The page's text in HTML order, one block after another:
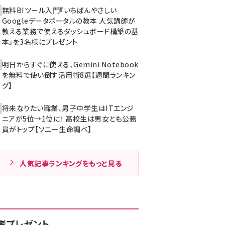
無料BIツール入門『いちばんやさしい
Googleデータポータルの教本 人気講師が
教える業務で使えるダッシュボード構築の基
本』を3名様にプレゼント
明日からすぐに使える、Gemini Notebook
を無料で使い倒す活用術8選【週間ランキン
グ】
将来なりたい職業、男子中学生はITエンジ
ニアが5位→1位に！ 高校生は男女とも公務
員がトップ【ソニー生命調べ】
人気記事ランキングをもっと見る